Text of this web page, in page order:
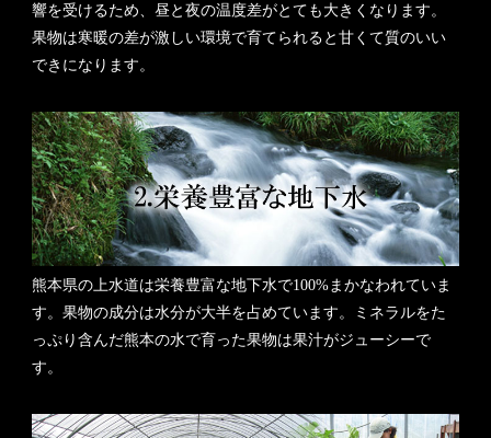
響を受けるため、昼と夜の温度差がとても大きくなります。
果物は寒暖の差が激しい環境で育てられると甘くて質のいい
できになります。
熊本県の上水道は栄養豊富な地下水で100%まかなわれていま
す。果物の成分は水分が大半を占めています。ミネラルをた
っぷり含んだ熊本の水で育った果物は果汁がジューシーで
す。